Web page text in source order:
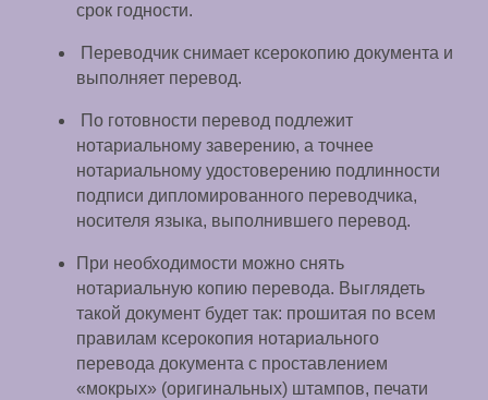
срок годности.
Переводчик снимает ксерокопию документа и
выполняет перевод.
По готовности перевод подлежит
нотариальному заверению, а точнее
нотариальному удостоверению подлинности
подписи дипломированного переводчика,
носителя языка, выполнившего перевод.
При необходимости можно снять
нотариальную копию перевода. Выглядеть
такой документ будет так: прошитая по всем
правилам ксерокопия нотариального
перевода документа с проставлением
«мокрых» (оригинальных) штампов, печати